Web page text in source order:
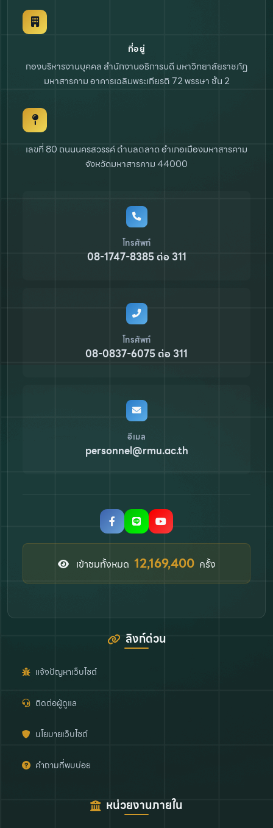
ที่อยู่
กองบริหารงานบุคคล สำนักงานอธิการบดีมหาวิทยาลัยราชภัฏ
มหาสารคามอาคารเฉลิมพระเกียรติ 72 พรรษา ชั้น 2
เลขที่ 80 ถนนนครสวรรค์ ตำบลตลาดอำเภอเมืองมหาสารคาม
จังหวัดมหาสารคาม 44000
โทรศัพท์
08-1747-8385 ต่อ 311
โทรศัพท์
08-0837-6075 ต่อ 311
อีเมล
personnel@rmu.ac.th
เข้าชมทั้งหมด 12,169,400 ครั้ง
ลิงก์ด่วน
แจ้งปัญหาเว็บไซต์
ติดต่อผู้ดูแล
นโยบายเว็บไซต์
คำถามที่พบบ่อย
หน่วยงานภายใน